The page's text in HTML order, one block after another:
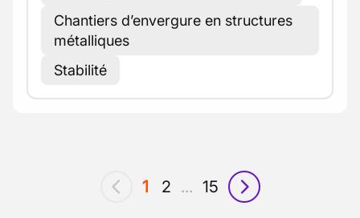
Chantiers d’envergure en structures
métalliques
Stabilité
précédent
1 2 ... 15
suivant